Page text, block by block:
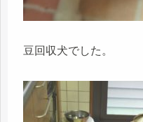
豆回収犬でした。